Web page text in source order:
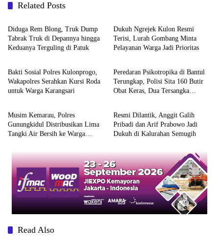
Related Posts
Berita
Diduga Rem Blong, Truk Dump
Tabrak Truk di Depannya hingga
Keduanya Terguling di Patuk
Dukuh Ngrejek Kulon Resmi
Terisi, Lurah Gombang Minta
Pelayanan Warga Jadi Prioritas
Berita
Bakti Sosial Polres Kulonprogo,
Wakapolres Serahkan Kursi Roda
untuk Warga Karangsari
Berita
Peredaran Psikotropika di Bantul
Terungkap, Polisi Sita 160 Butir
Obat Keras, Dua Tersangka
Berita
Musim Kemarau, Polres
Gunungkidul Distribusikan Lima
Tangki Air Bersih ke Warga
Berita
Resmi Dilantik, Anggit Galih
Pribadi dan Arif Prabowo Jadi
Dukuh di Kalurahan Semugih
Read Also